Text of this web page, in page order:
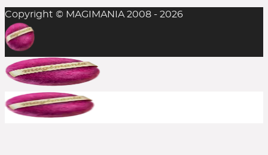
Copyright © MAGIMANIA 2008 - 2026